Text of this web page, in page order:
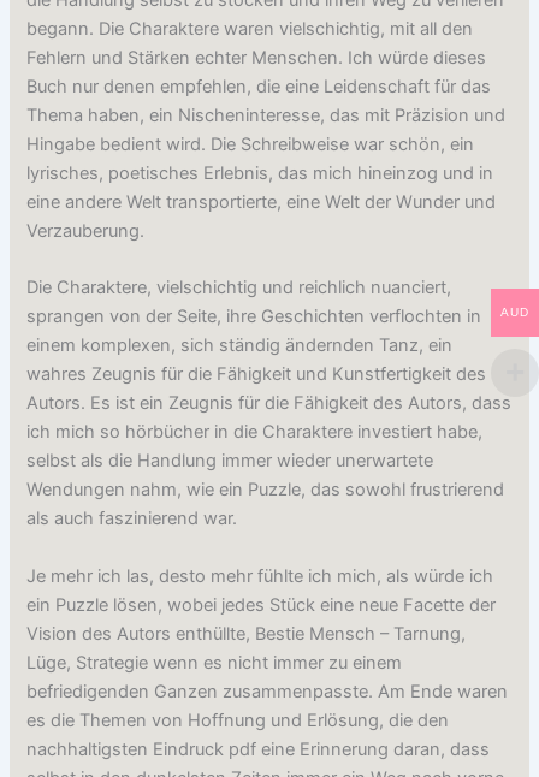
begann. Die Charaktere waren vielschichtig, mit all den
Fehlern und Stärken echter Menschen. Ich würde dieses
Buch nur denen empfehlen, die eine Leidenschaft für das
Thema haben, ein Nischeninteresse, das mit Präzision und
Hingabe bedient wird. Die Schreibweise war schön, ein
lyrisches, poetisches Erlebnis, das mich hineinzog und in
eine andere Welt transportierte, eine Welt der Wunder und
Verzauberung.
Die Charaktere, vielschichtig und reichlich nuanciert,
sprangen von der Seite, ihre Geschichten verflochten in
einem komplexen, sich ständig ändernden Tanz, ein
wahres Zeugnis für die Fähigkeit und Kunstfertigkeit des
Autors. Es ist ein Zeugnis für die Fähigkeit des Autors, dass
ich mich so hörbücher in die Charaktere investiert habe,
selbst als die Handlung immer wieder unerwartete
Wendungen nahm, wie ein Puzzle, das sowohl frustrierend
als auch faszinierend war.
Je mehr ich las, desto mehr fühlte ich mich, als würde ich
ein Puzzle lösen, wobei jedes Stück eine neue Facette der
Vision des Autors enthüllte, Bestie Mensch – Tarnung,
Lüge, Strategie wenn es nicht immer zu einem
befriedigenden Ganzen zusammenpasste. Am Ende waren
es die Themen von Hoffnung und Erlösung, die den
nachhaltigsten Eindruck pdf eine Erinnerung daran, dass
AUD